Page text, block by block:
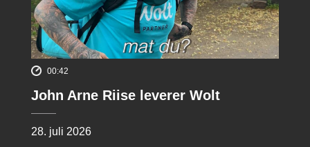
00:42
John Arne Riise leverer Wolt
28. juli 2026